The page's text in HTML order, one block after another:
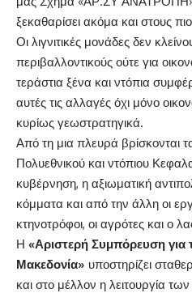
ξεκαθαρίσει ακόμα και στους
Οι λιγνιτικές μονάδες δεν
περιβαλλοντικούς ούτε για
τεράστια ξένα και ντόπια
αυτές τις αλλαγές όχι μόνο
κυρίως γεωστρατηγικά.
Από τη μια πλευρά
Πολυεθνικού και ντόπιου
κυβέρνηση, η αξιωματική
κόμματα και από την άλλη οι
κτηνοτρόφοι, οι αγρότες και ο
Η «Αριστερή Συμπόρευση
Μακεδονία» υποστηρίζει
και στο μέλλον η λειτουργία